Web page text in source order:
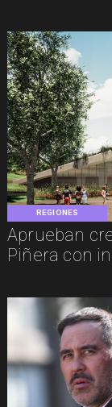
REGIONES
Aprueban
Piñera con